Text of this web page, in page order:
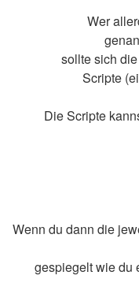
Wer
sollte sich
Scripte
Die Scripte
Wenn du dann die
gespiegelt wie du